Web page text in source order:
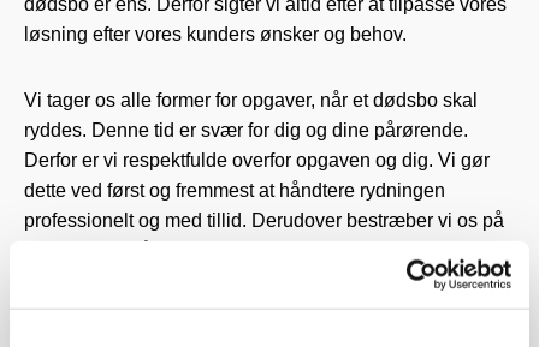
dødsbo er ens. Derfor sigter vi altid efter at tilpasse vores
løsning efter vores kunders ønsker og behov.
Vi tager os alle former for opgaver, når et dødsbo skal
ryddes. Denne tid er svær for dig og dine pårørende.
Derfor er vi respektfulde overfor opgaven og dig. Vi gør
dette ved først og fremmest at håndtere rydningen
professionelt og med tillid. Derudover bestræber vi os på
Du kan have tillid til os gennem hele processen, da vi